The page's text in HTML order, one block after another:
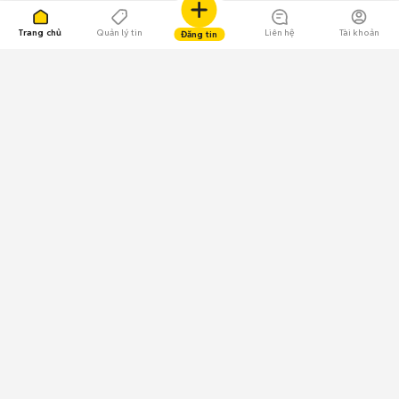
Trang chủ Quản lý tin Đăng tin Liên hệ Tài khoản